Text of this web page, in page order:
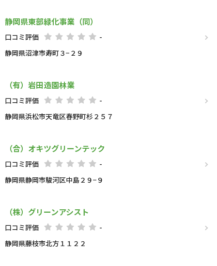
静岡県東部緑化事業（同）
口コミ評価
-
静岡県沼津市寿町３−２９
（有）岩田造園林業
口コミ評価
-
静岡県浜松市天竜区春野町杉２５７
（合）オキツグリーンテック
口コミ評価
-
静岡県静岡市駿河区中島２９−９
（株）グリーンアシスト
口コミ評価
-
静岡県藤枝市北方１１２２